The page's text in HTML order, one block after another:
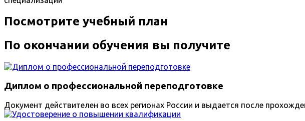
Посмотрите учебный план
По окончании обучения вы получите
Диплом о профессиональной переподготовке
Документ действителен во всех регионах России и выдается после